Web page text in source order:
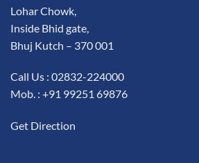
Lohar Chowk,
Inside Bhid gate,
Bhuj Kutch – 370 001
Call Us : 02832-224000
Mob. : +91 99251 69876
Get Direction